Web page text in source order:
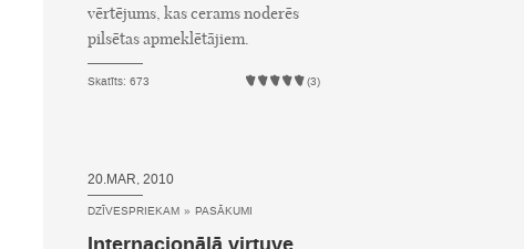
vērtējums, kas cerams noderēs
pilsētas apmeklētājiem.
Skatīts: 673 (3)
20.MAR, 2010
DZĪVESPRIEKAM » PASĀKUMI